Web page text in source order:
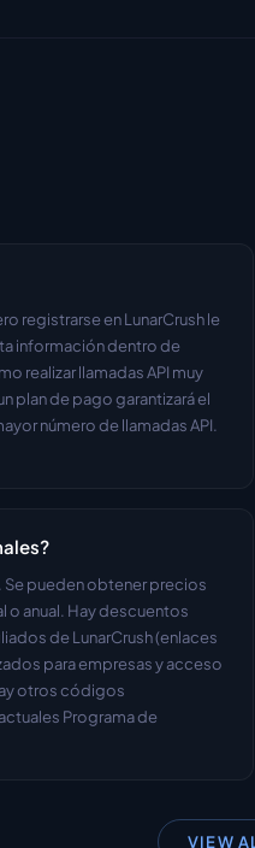
registrarse en LunarCrush le
información dentro de
realizar llamadas API muy
plan de pago garantizará el
número de llamadas API.
pueden obtener precios
o anual. Hay descuentos
de LunarCrush (enlaces
para empresas y acceso
otros códigos
Programa de
VIEW